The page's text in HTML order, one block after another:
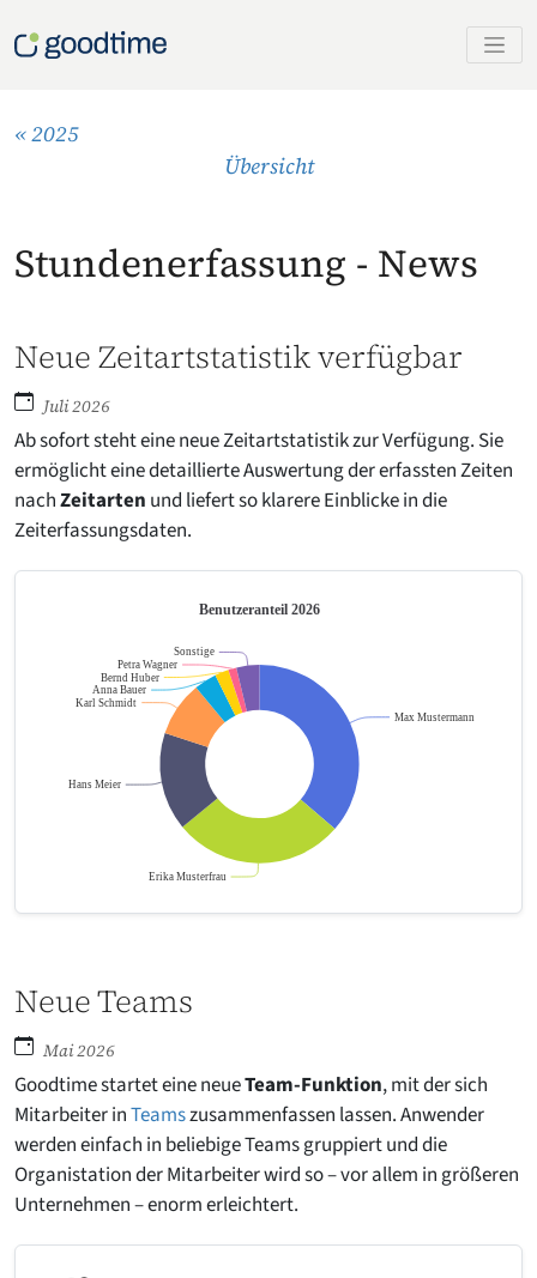
« 2025
Übersicht
Stundenerfassung - News
Neue Zeitartstatistik verfügbar
Juli 2026
Ab sofort steht eine neue Zeitartstatistik zur Verfügung. Sie
ermöglicht eine detaillierte Auswertung der erfassten Zeiten
nachZeitarten und liefert so klarere Einblicke in die
Zeiterfassungsdaten.
Neue Teams
Mai 2026
Goodtime startet eine neueTeam-Funktion, mit der sich
Mitarbeiter inTeamszusammenfassen lassen. Anwender
werden einfach in beliebige Teams gruppiert und die
Organistation der Mitarbeiter wird so – vor allem in größeren
Unternehmen – enorm erleichtert.